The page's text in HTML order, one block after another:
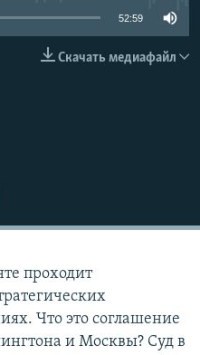
52:59
Скачать медиафайл
проходит
Что это соглашение
и Москвы? Суд в